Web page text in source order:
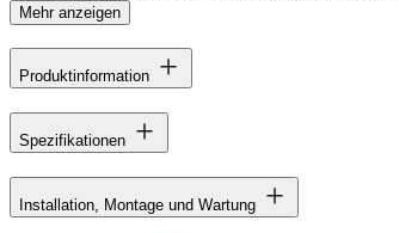
Mehr anzeigen
Produktinformation
Spezifikationen
Installation, Montage und Wartung